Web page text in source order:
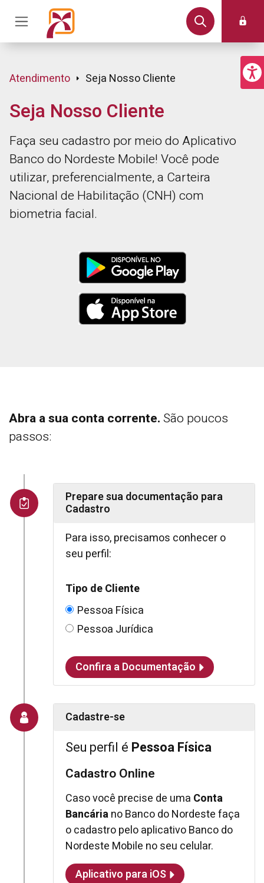
Atendimento Seja Nosso Cliente
Seja Nosso Cliente
Faça seu cadastro por meio do Aplicativo
Banco do Nordeste Mobile! Você pode
utilizar, preferencialmente, a Carteira
Nacional de Habilitação (CNH) com
biometria facial.
Abra a sua conta corrente.São poucos
passos:
Prepare sua documentação para
Cadastro
Para isso, precisamos conhecer o
seu perfil:
Tipo de Cliente
Pessoa Física
Pessoa Jurídica
Confira a Documentação
Cadastre-se
Seu perfil é Pessoa Física
Cadastro Online
Caso você precise de uma Conta
Bancáriano Banco do Nordeste faça
o cadastro pelo aplicativo Banco do
Nordeste Mobile no seu celular.
Aplicativo para iOS